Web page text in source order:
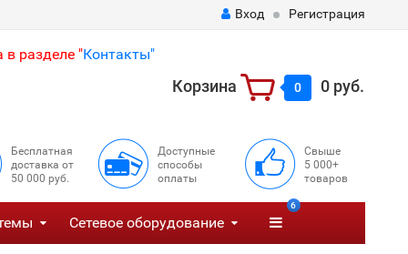
Вход Регистрация
разделе "Контакты"
Корзина 0 0 руб.
Бесплатная
доставка от
50 000 руб.
Доступные
способы
оплаты
Свыше
5 000+
товаров
Сетевое оборудование
6